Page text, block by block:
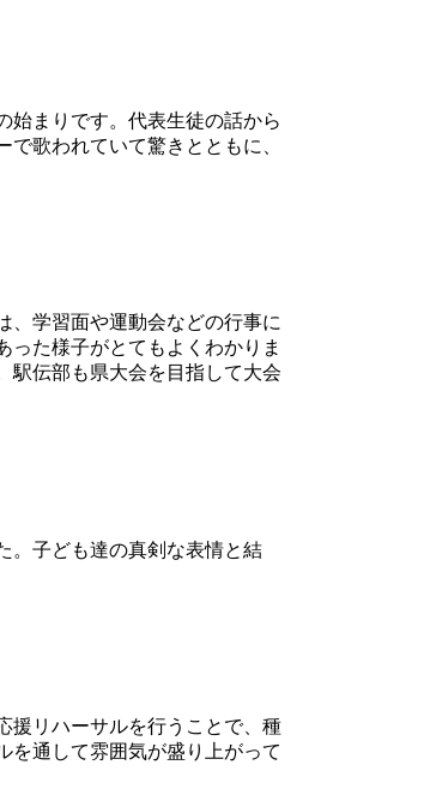
始まりです。代表生徒の話から
歌われていて驚きとともに、
、学習面や運動会などの行事に
た様子がとてもよくわかりま
駅伝部も県大会を目指して大会
。子ども達の真剣な表情と結
援リハーサルを行うことで、種
を通して雰囲気が盛り上がって